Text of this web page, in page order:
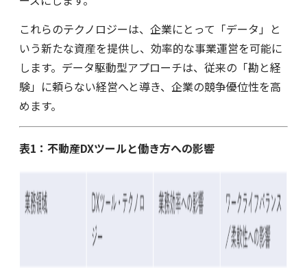
これらのテクノロジーは、企業にとって「データ」と
いう新たな資産を提供し、効率的な事業運営を可能に
します。データ駆動型アプローチは、従来の「勘と経
験」に頼らない経営へと導き、企業の競争優位性を高
めます。
表1：不動産DXツールと働き方への影響